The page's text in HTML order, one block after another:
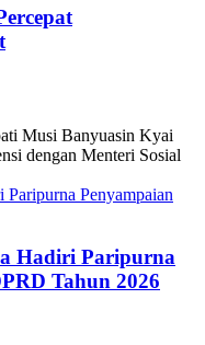
Musi Banyuasin Kyai
dengan Menteri Sosial
Hadiri Paripurna
Tahun 2026